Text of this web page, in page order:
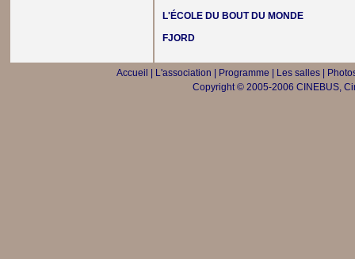
L'ÉCOLE DU BOUT DU MONDE
FJORD
Accueil L'association Programme Les salles|
Copyright © 2005-2006 CINEBUS,